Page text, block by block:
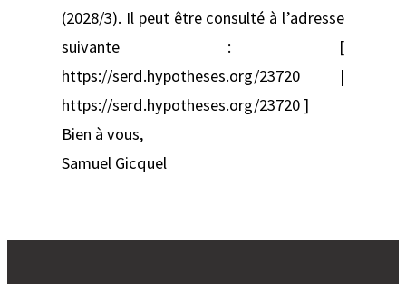
(2028/3). Il peut être consulté à l’adresse
suivante : [
https://serd.hypotheses.org/23720 |
https://serd.hypotheses.org/23720 ]
Bien à vous,
Samuel Gicquel